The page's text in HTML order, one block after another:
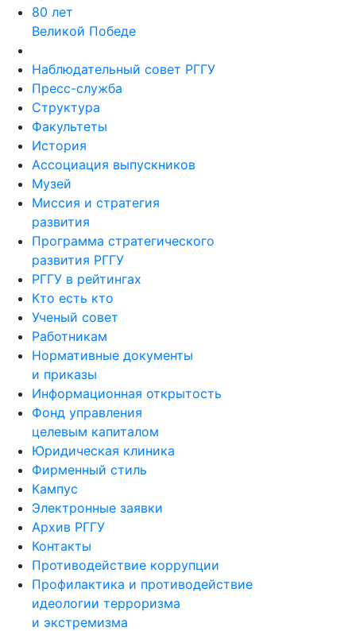
80 лет
Великой Победе
Наблюдательный совет РГГУ
Пресс-служба
Структура
Факультеты
История
Ассоциация выпускников
Музей
Миссия и стратегия
развития
Программа стратегического
развития РГГУ
РГГУ в рейтингах
Кто есть кто
Ученый совет
Работникам
Нормативные документы
и приказы
Информационная открытость
Фонд управления
целевым капиталом
Юридическая клиника
Фирменный стиль
Кампус
Электронные заявки
Архив РГГУ
Контакты
Противодействие коррупции
Профилактика и противодействие
идеологии терроризма
и экстремизма